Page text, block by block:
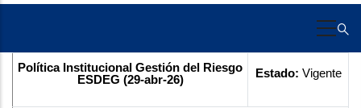
Política Institucional Gestión del Riesgo
ESDEG (29-abr-26)
Estado: Vigente